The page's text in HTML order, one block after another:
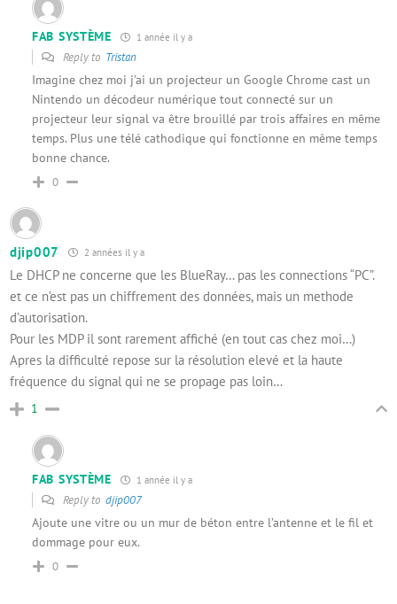
FAB SYSTÈME 1 année il y a
Reply to Tristan
Imagine chez moi j’ai un projecteur un Google Chrome cast un
Nintendo un décodeur numérique tout connecté sur un
projecteur leur signal va être brouillé par trois affaires en même
temps. Plus une télé cathodique qui fonctionne en même temps
bonne chance.
0
djip007 2 années il y a
Le DHCP ne concerne que les BlueRay… pas les connections “PC”.
et ce n’est pas un chiffrement des données, mais un methode
d’autorisation.
Pour les MDP il sont rarement affiché (en tout cas chez moi…)
Apres la difficulté repose sur la résolution elevé et la haute
fréquence du signal qui ne se propage pas loin…
1
FAB SYSTÈME 1 année il y a
Reply to djip007
Ajoute une vitre ou un mur de béton entre l’antenne et le fil et
dommage pour eux.
0